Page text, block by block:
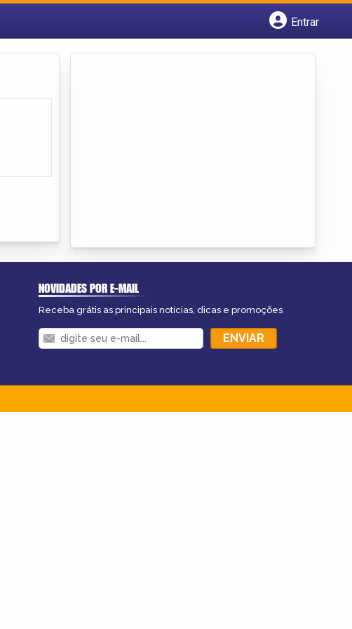
Entrar
NOVIDADES POR E-MAIL
Receba grátis as principais notícias, dicas e promoções